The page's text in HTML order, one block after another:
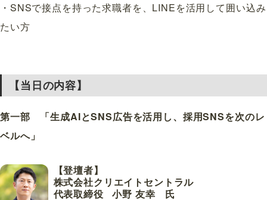
・SNSで接点を持った求職者を、LINEを活用して囲い込み
たい方
【当日の内容】
第一部 「生成AIとSNS広告を活用し、採用SNSを次のレ
ベルへ」
【登壇者】
株式会社クリエイトセントラル
代表取締役 小野 友幸 氏